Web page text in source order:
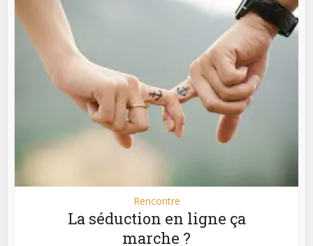
Rencontre
La séduction en ligne ça
marche ?